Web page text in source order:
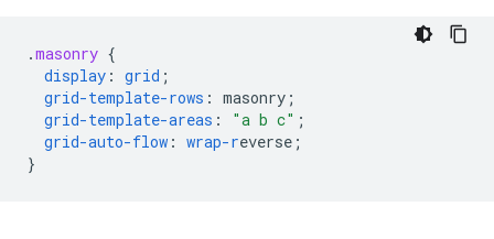
.masonry {
display : grid ;
grid-template-rows : masonry ;
grid-template-areas : "a b c" ;
grid-auto-flow : wrap-reverse ;
}